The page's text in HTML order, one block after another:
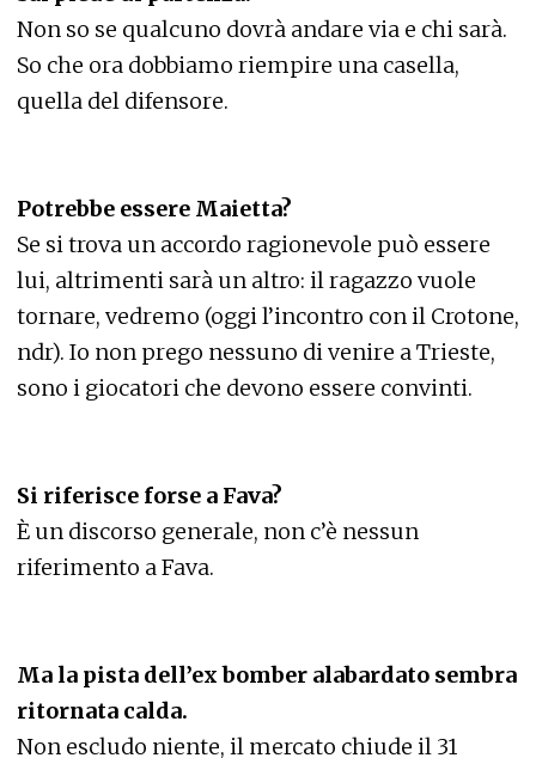
Non so se qualcuno dovrà andare via e chi sarà.
So che ora dobbiamo riempire una casella,
quella del difensore.
Potrebbe essere Maietta?
Se si trova un accordo ragionevole può essere
lui, altrimenti sarà un altro: il ragazzo vuole
tornare, vedremo (oggi l’incontro con il Crotone,
ndr). Io non prego nessuno di venire a Trieste,
sono i giocatori che devono essere convinti.
Si riferisce forse a Fava?
È un discorso generale, non c’è nessun
riferimento a Fava.
Ma la pista dell’ex bomber alabardato sembra
ritornata calda.
Non escludo niente, il mercato chiude il 31